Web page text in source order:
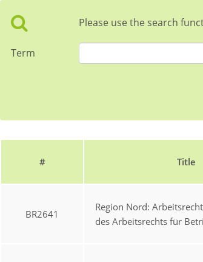
Please use the search
Term
# Title
BR2641
Region Nord:
des Arbeitsrechts für